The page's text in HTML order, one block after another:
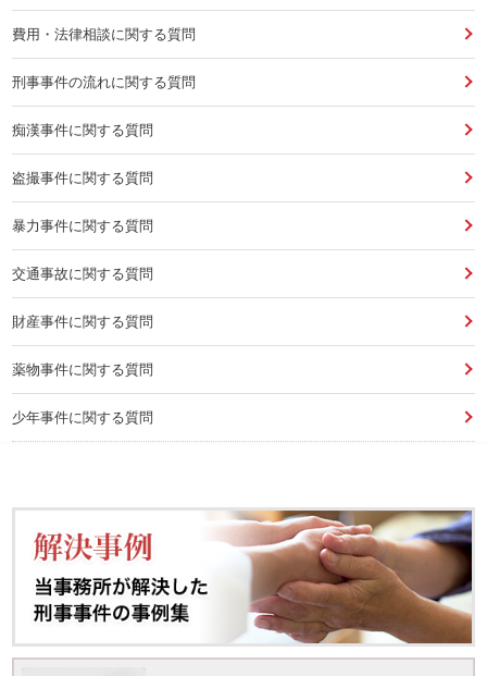
費用・法律相談に関する質問
刑事事件の流れに関する質問
痴漢事件に関する質問
盗撮事件に関する質問
暴力事件に関する質問
交通事故に関する質問
財産事件に関する質問
薬物事件に関する質問
少年事件に関する質問